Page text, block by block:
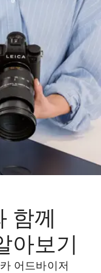
함께
아보기
어드바이저